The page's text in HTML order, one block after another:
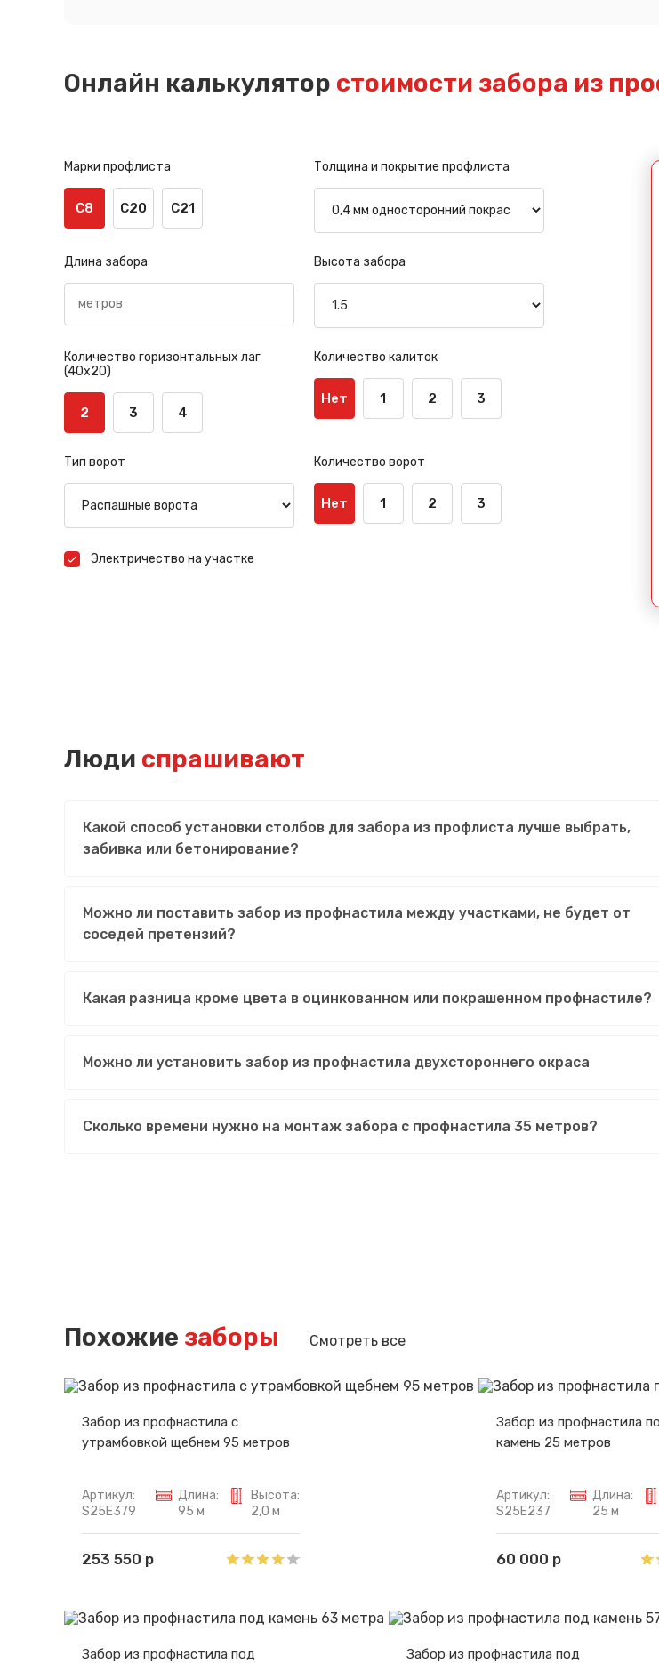
Онлайн калькулятор стоимости забора из
Марки профлиста
С8 С20 С21
Толщина и покрытие профлиста
Длина забора Высота забора
Количество горизонтальных лаг
(40х20)
2 3 4
Количество калиток
Нет 1 2 3
Тип ворот Количество ворот
Нет 1 2 3
Электричество на участке
Люди спрашивают
Какой способ установки столбов для забора из профлиста лучше выбрать,
забивка или бетонирование?
Можно ли поставить забор из профнастила между участками, не будет от
соседей претензий?
Какая разница кроме цвета в оцинкованном или покрашенном профнастиле?
Можно ли установить забор из профнастила двухстороннего окраса
Сколько времени нужно на монтаж забора с профнастила 35 метров?
Похожие заборы Смотреть все
Забор из профнастила с
утрамбовкой щебнем 95 метров
Артикул:
S25E379
Длина:
95 м
Высота:
2,0 м
253 550 р
Забор из профнастила
камень 25 метров
Артикул:
S25E237
Длина:
25 м
60 000 р
Забор из профнастила под
Забор из профнастила под